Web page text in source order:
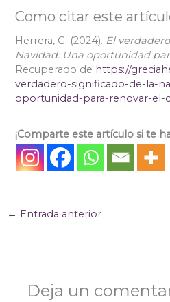
Como citar este
Herrera, G. (2024). El
Navidad: Una oportunidad
Recuperado de https://
verdadero-significado-de-la-
oportunidad-para-renovar-el-
¡Comparte este artículo si te
← Entrada anterior
Deja un